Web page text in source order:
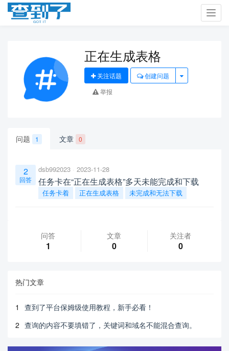
正在生成表格
关注话题
创建问题
举报
问题 1 文章 0
2
回答
dsb992023 2023-11-28
任务卡在“正在生成表格”多天未能完成和下载
任务卡着 正在生成表格 未完成和无法下载
问答
1
文章
0
关注者
0
热门文章
1
查到了平台保姆级使用教程，新手必看！
2 查询的内容不要填错了，关键词和域名不能混合查询。